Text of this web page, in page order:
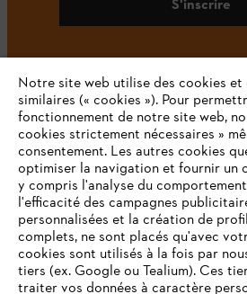
S'inscrire
L'Entreprise
Notre site web utilise des cookies et
similaires (« cookies »). Pour
fonctionnement de notre site web,
cookies strictement nécessaires »
consentement. Les autres cookies
optimiser la navigation et fournir un
y compris l'analyse du
l'efficacité des campagnes
personnalisées et la création de
complets, ne sont placés qu'avec
cookies sont utilisés à la fois par
tiers (ex. Google ou Tealium). Ces
traiter vos données à caractère